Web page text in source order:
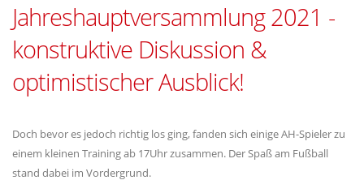
Jahreshauptversammlung 2021 -
konstruktive Diskussion &
optimistischer Ausblick!
Doch bevor es jedoch richtig los ging, fanden sich einige AH-Spieler zu
einem kleinen Training ab 17Uhr zusammen. Der Spaß am Fußball
stand dabei im Vordergrund.